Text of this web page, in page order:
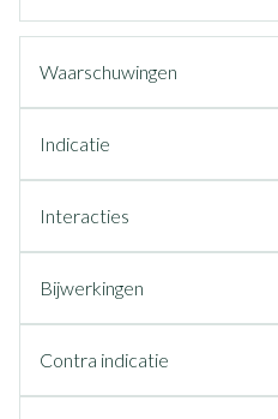
Waarschuwingen
Indicatie
Interacties
Bijwerkingen
Contra indicatie